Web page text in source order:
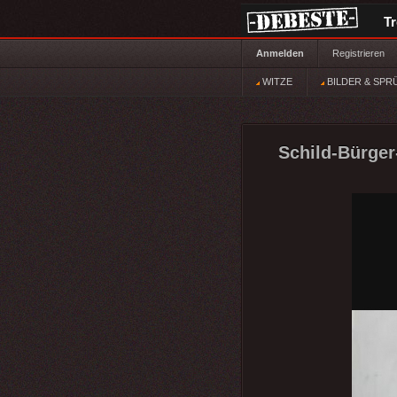
Anmelden Registrieren
WITZE BILDER &
Schild-